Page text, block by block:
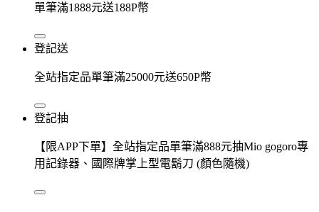
單筆滿1888元送188P幣
登記送
全站指定品單筆滿25000元送650P幣
登記抽
【限APP下單】全站指定品單筆滿888元抽Mio gogoro專
用記錄器、國際牌掌上型電鬍刀 (顏色隨機)